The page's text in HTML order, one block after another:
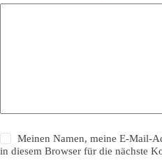
Meinen Namen, meine E-Mail-
in diesem Browser für die nächste